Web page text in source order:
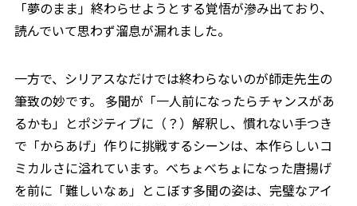
「夢のまま」終わらせようとする覚悟が滲み出ており、
読んでいて思わず溜息が漏れました。
一方で、シリアスなだけでは終わらないのが師走先生の
筆致の妙です。 多聞が「一人前になったらチャンスがあ
るかも」とポジティブに（？）解釈し、慣れない手つき
で「からあげ」作りに挑戦するシーンは、本作らしいコ
ミカルさに溢れています。べちょべちょになった唐揚げ
を前に「難しいなぁ」とこぼす多聞の姿は、完璧なアイ